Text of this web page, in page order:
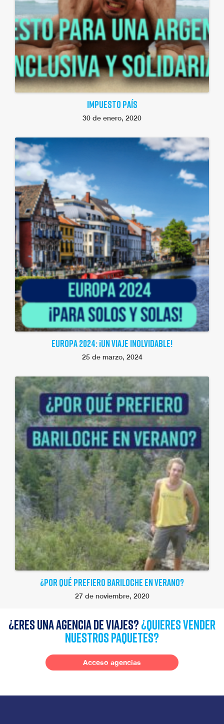
IMPUESTO PAÍS
30 de enero, 2020
EUROPA 2024: ¡UN VIAJE INOLVIDABLE!
25 de marzo, 2024
¿POR QUÉ PREFIERO BARILOCHE EN VERANO?
27 de noviembre, 2020
¿Eres una agencia de viajes?¿quieres vender
nuestros paquetes?
Acceso agencias